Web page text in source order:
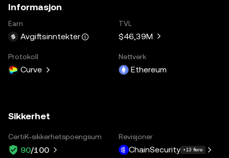
Informasjon
Earn
Avgiftsinntekter
TVL
$46,39M
Protokoll
Curve
Nettverk
Ethereum
Sikkerhet
CertiK-sikkerhetspoengsum
90/100
Revisjoner
ChainSecurity +13 flere